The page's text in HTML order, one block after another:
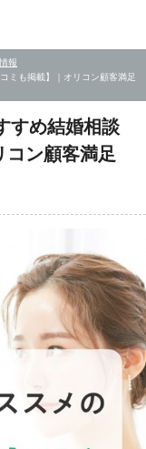
報
ミも掲載】｜オリコン顧客満足
すめ結婚相談
コン顧客満足